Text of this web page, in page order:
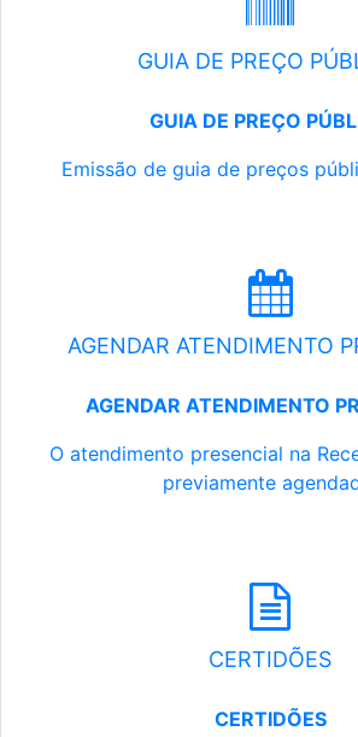
GUIA DE PREÇO
GUIA DE PREÇO
Emissão de guia de preços
AGENDAR ATENDIMENTO
AGENDAR ATENDIMENTO
O atendimento presencial na
previamente
CERTIDÕES
CERTIDÕES